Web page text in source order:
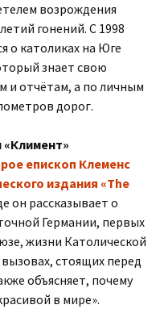
возрождения
гонений. С 1998
о католиках на Юге
знает свою
и отчётам, а по личным
дорог.
епископ Клеменс
издания «The
он рассказывает о
Германии, первых
жизни Католической
стоящих перед
объясняет, почему
в мире».